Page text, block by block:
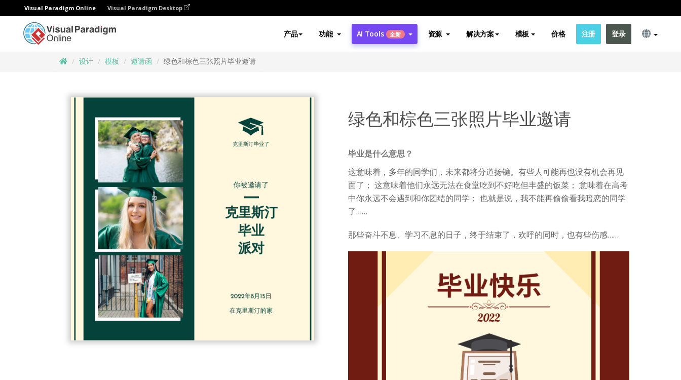
Visual Paradigm Online Visual Paradigm Desktop
产品 功能 AI Tools 全新 资源 解决方案 模板 价格 注册 登录
设计 模板 邀请函 绿色和棕色三张照片毕业邀请
绿色和棕色三张照片毕业邀请
毕业是什么意思？
这意味着，多年的同学们，未来都将分道扬镳。有些人可能再也没有机会再见
面了； 这意味着他们永远无法在食堂吃到不好吃但丰盛的饭菜； 意味着在高考
中你永远不会遇到和你团结的同学； 也就是说，我不能再偷偷看我暗恋的同学
了……
那些奋斗不息、学习不息的日子，终于结束了，欢呼的同时，也有些伤感……